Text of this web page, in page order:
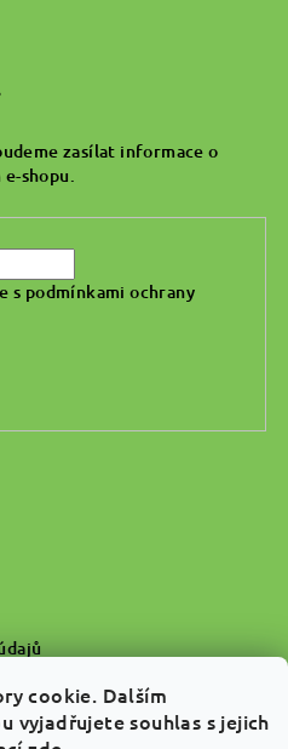
cookie. Dalším
vyjadřujete souhlas s jejich
zasílat informace o
shopu.
s podmínkami ochrany